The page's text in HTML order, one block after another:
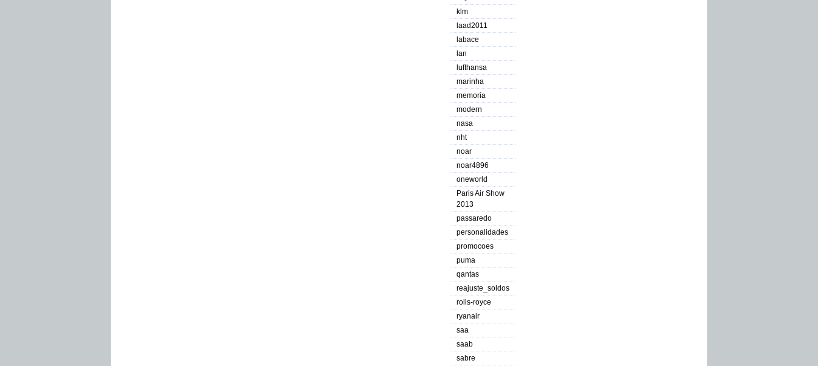
klm
laad2011
labace
lan
lufthansa
marinha
memoria
modern
nasa
nht
noar
noar4896
oneworld
Paris Air Show
2013
passaredo
personalidades
promocoes
puma
qantas
reajuste_soldos
rolls-royce
ryanair
saa
saab
sabre